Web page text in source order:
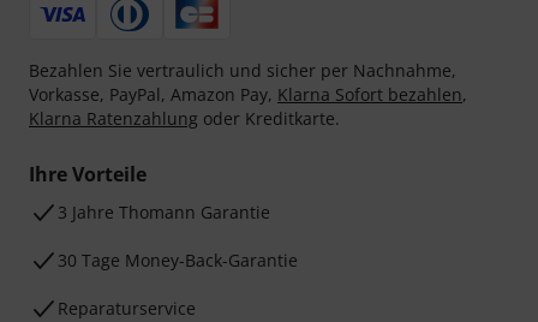
Bezahlen Sie vertraulich und sicher per Nachnahme,
Vorkasse, PayPal, Amazon Pay, Klarna Sofort bezahlen,
Klarna Ratenzahlung oder Kreditkarte.
Ihre Vorteile
3 Jahre Thomann Garantie
30 Tage Money-Back-Garantie
Reparaturservice